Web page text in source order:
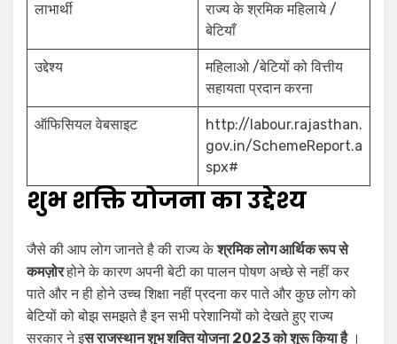
लाभार्थी
राज्य के श्रमिक महिलाये /
बेटियाँ
उद्देश्य
महिलाओ /बेटियों को वित्तीय
सहायता प्रदान करना
ऑफिसियल वेबसाइट
http://labour.rajasthan.
gov.in/SchemeReport.a
spx#
शुभ शक्ति योजना का उद्देश्य
जैसे की आप लोग जानते है की राज्य केश्रमिक लोग आर्थिक रूप से
कमज़ोरहोने के कारण अपनी बेटी का पालन पोषण अच्छे से नहीं कर
पाते और न ही होने उच्च शिक्षा नहीं प्रदना कर पाते और कुछ लोग को
बेटियों को बोझ समझते है इन सभी परेशानियों को देखते हुए राज्य
सरकार ने इस राजस्थान शुभ शक्ति योजना 2023 को शुरू किया है।